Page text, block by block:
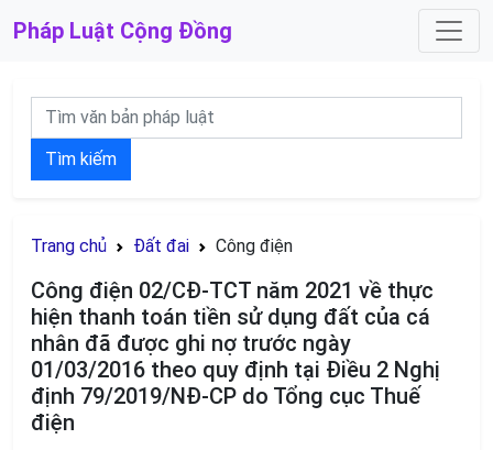
Pháp Luật Cộng Đồng
Tìm kiếm
Trang chủ Đất đai Công điện
Công điện 02/CĐ-TCT năm 2021 về thực
hiện thanh toán tiền sử dụng đất của cá
nhân đã được ghi nợ trước ngày
01/03/2016 theo quy định tại Điều 2 Nghị
định 79/2019/NĐ-CP do Tổng cục Thuế
điện